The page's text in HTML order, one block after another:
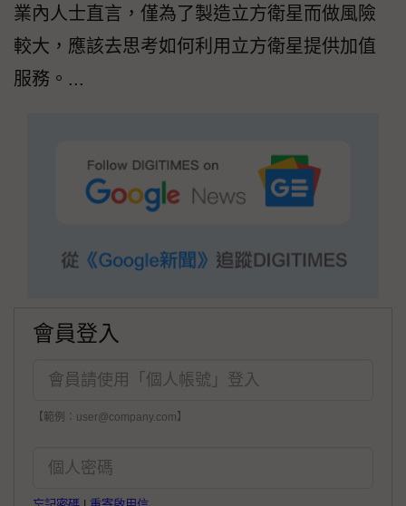
業內人士直言，僅為了製造立方衛星而做風險
較大，應該去思考如何利用立方衛星提供加值
服務。...
會員登入
【範例：user@company.com】